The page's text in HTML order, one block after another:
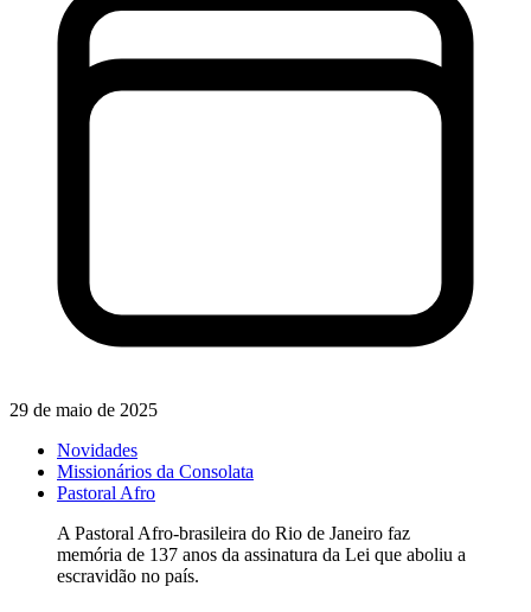
29 de maio de 2025
Novidades
Missionários da Consolata
Pastoral Afro
A Pastoral Afro-brasileira do Rio de Janeiro faz
memória de 137 anos da assinatura da Lei que aboliu a
escravidão no país.